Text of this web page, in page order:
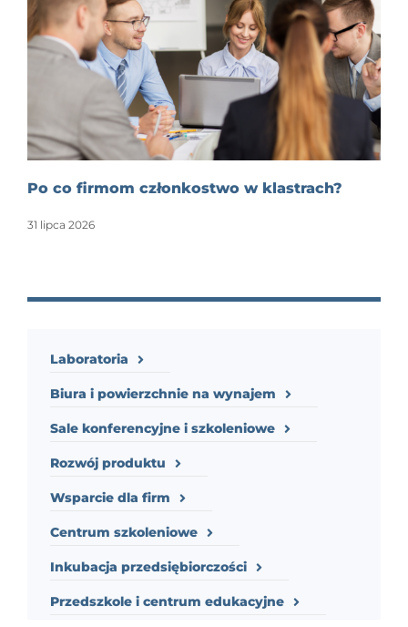
Po co firmom członkostwo w klastrach?
31 lipca 2026
Laboratoria
Biura i powierzchnie na wynajem
Sale konferencyjne i szkoleniowe
Rozwój produktu
Wsparcie dla firm
Centrum szkoleniowe
Inkubacja przedsiębiorczości
Przedszkole i centrum edukacyjne